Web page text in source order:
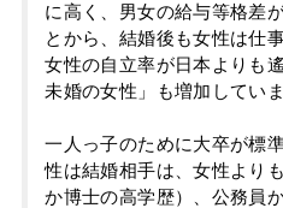
に高く、男女の給与等格差
とから、結婚後も女性は仕
女性の自立率が日本よりも
未婚の女性」も増加していま
一人っ子のために大卒が標
性は結婚相手は、女性より
か博士の高学歴）、公務員